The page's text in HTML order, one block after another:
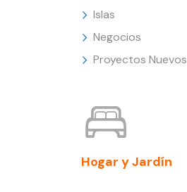
Islas
Negocios
Proyectos Nuevos
Hogar y Jardín